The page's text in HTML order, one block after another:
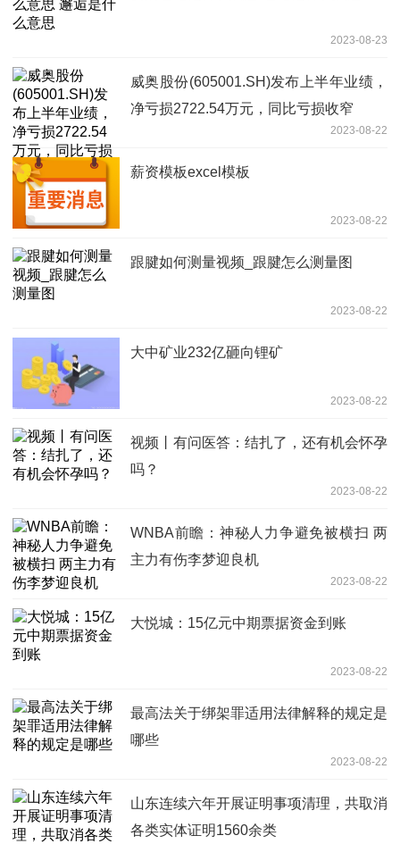
2023-08-23
威奥股份(605001.SH)发布上半年业绩，
净亏损2722.54万元，同比亏损收窄
2023-08-22
薪资模板excel模板
2023-08-22
跟腱如何测量视频_跟腱怎么测量图
2023-08-22
大中矿业232亿砸向锂矿
2023-08-22
视频丨有问医答：结扎了，还有机会怀孕
吗？
2023-08-22
WNBA前瞻：神秘人力争避免被横扫 两
主力有伤李梦迎良机
2023-08-22
大悦城：15亿元中期票据资金到账
2023-08-22
最高法关于绑架罪适用法律解释的规定是
哪些
2023-08-22
山东连续六年开展证明事项清理，共取消
各类实体证明1560余类